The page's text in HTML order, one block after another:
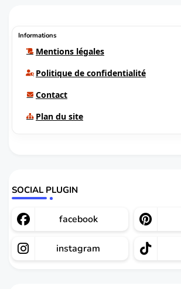
Informations
Mentions légales
Politique de confidentialité
Contact
Plan du site
SOCIAL PLUGIN
facebook
instagram